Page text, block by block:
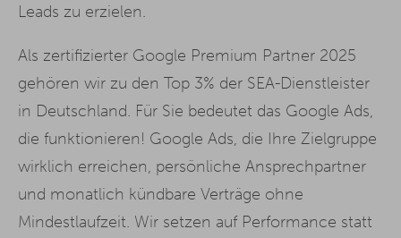
Leads zu erzielen.
Als zertifizierter Google Premium Partner 2025
gehören wir zu den Top 3% der SEA-Dienstleister
in Deutschland. Für Sie bedeutet das Google Ads,
die funktionieren! Google Ads, die Ihre Zielgruppe
wirklich erreichen, persönliche Ansprechpartner
und monatlich kündbare Verträge ohne
Mindestlaufzeit. Wir setzen auf Performance statt